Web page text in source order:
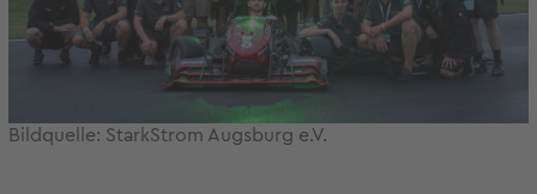
Bildquelle: StarkStrom Augsburg e.V.